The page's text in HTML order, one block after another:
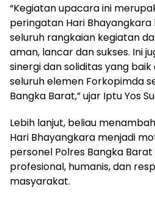
“Kegiatan upacara ini
peringatan Hari
seluruh rangkaian kegiatan
aman, lancar dan sukses. Ini
sinergi dan soliditas yang
seluruh elemen Forkopimda
Bangka Barat,” ujar Iptu Yos
Lebih lanjut, beliau
Hari Bhayangkara menjadi
personel Polres Bangka
profesional, humanis, dan
masyarakat.